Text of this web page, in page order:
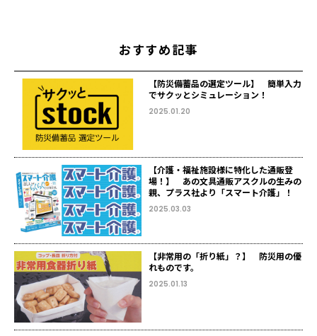
おすすめ記事
【防災備蓄品の選定ツール】 簡単入力
でサクッとシミュレーション！
2025.01.20
【介護・福祉施設様に特化した通販登
場！】 あの文具通販アスクルの生みの
親、プラス社より「スマート介護」！
2025.03.03
【非常用の「折り紙」？】 防災用の優
れものです。
2025.01.13